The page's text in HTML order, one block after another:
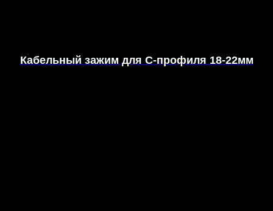
Кабельный зажим для С-профиля 18-22мм